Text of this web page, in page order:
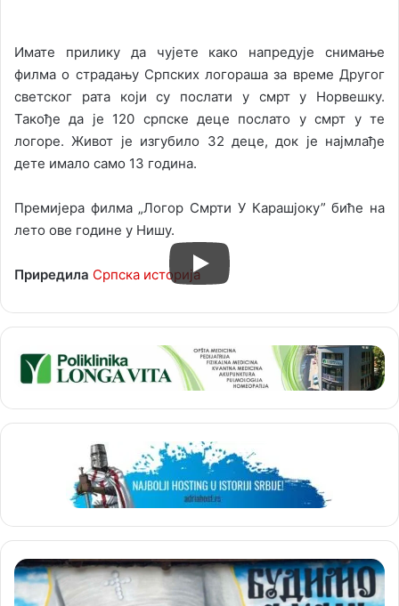
Имате прилику да чујете како напредује снимање
филма о страдању Српских логораша за време Другог
светског рата који су послати у смрт у Норвешку.
Такође да је 120 српске деце послато у смрт у те
логоре. Живот је изгубило 32 деце, док је најмлађе
дете имало само 13 година.
Премијера филма „Логор Смрти У Карашјоку” биће на
лето ове године у Нишу.
Приредила Српска историја